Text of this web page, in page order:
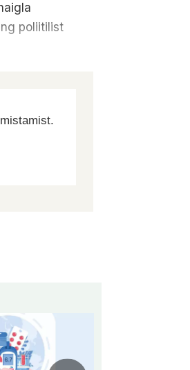
poliitilist